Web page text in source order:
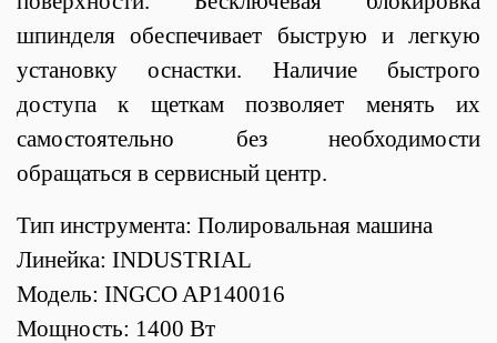
шпинделя обеспечивает быструю и легкую
установку оснастки. Наличие быстрого
доступа к щеткам позволяет менять их
самостоятельно без необходимости
обращаться в сервисный центр.
Тип инструмента: Полировальная машина
Линейка: INDUSTRIAL
Модель: INGCO AP140016
Мощность: 1400 Вт